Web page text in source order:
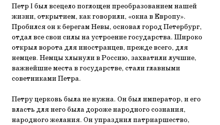
Петр I был всецело поглощен преобразованием нашей
жизни, открытием, как говорили, «окна в Европу».
Пробился он к берегам Невы, основал город Петербург,
отдал все свои силы на устроение государства. Широко
открыл ворота для иностранцев, прежде всего, для
немцев. Немцы хлынули в Россию, захватили лучшие,
важнейшие места в государстве, стали главными
советниками Петра.
Петру церковь была не нужна. Он был император, и его
власть для него была дороже народного сознания,
народного желания. Он упразднил патриаршество,